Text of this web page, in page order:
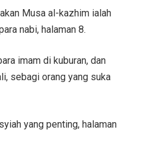
Musa al-kazhim ialah
nabi, halaman 8.
imam di kuburan, dan
sebagi orang yang suka
yang penting, halaman